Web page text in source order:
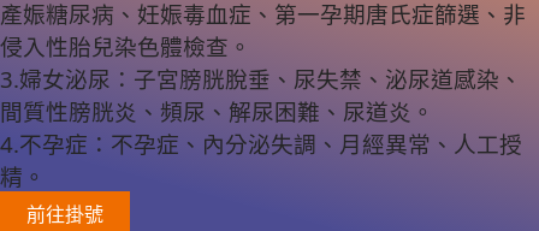
產娠糖尿病、妊娠毒血症、第一孕期唐氏症篩選、非
侵入性胎兒染色體檢查。
3.婦女泌尿：子宮膀胱脫垂、尿失禁、泌尿道感染、
間質性膀胱炎、頻尿、解尿困難、尿道炎。
4.不孕症：不孕症、內分泌失調、月經異常、人工授
精。
前往掛號